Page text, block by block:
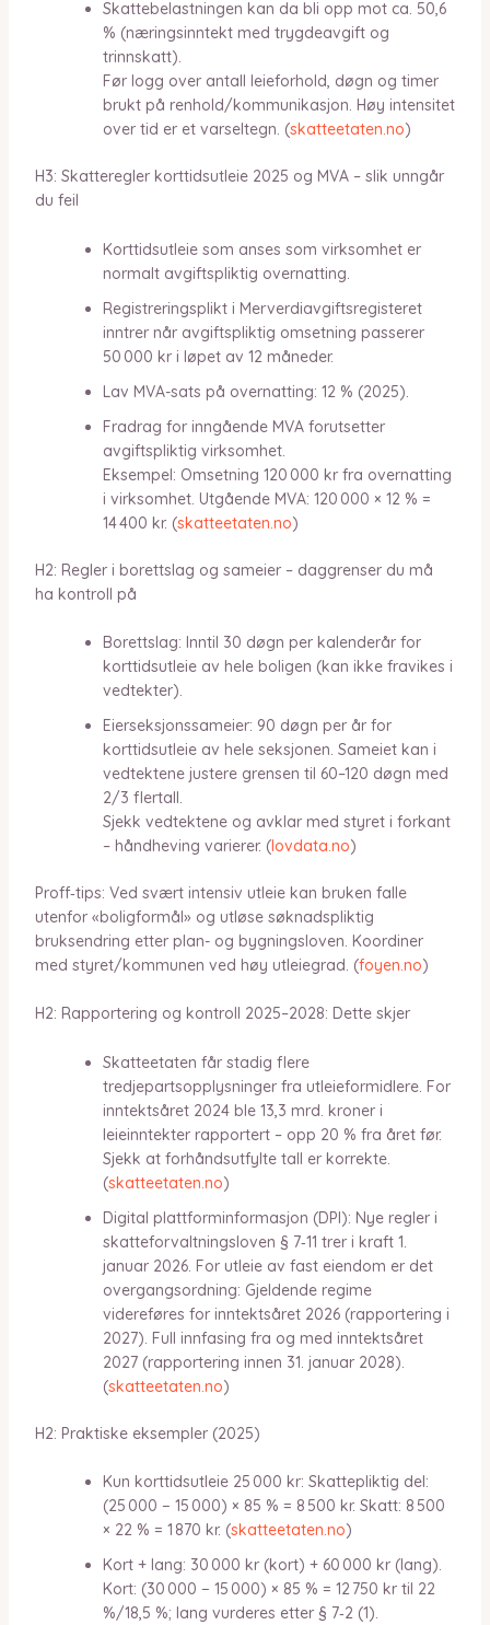
Skattebelastningen kan da bli opp mot ca. 50,6
% (næringsinntekt med trygdeavgift og
trinnskatt).
Før logg over antall leieforhold, døgn og timer
brukt på renhold/kommunikasjon. Høy intensitet
over tid er et varseltegn. (skatteetaten.no)
H3: Skatteregler korttidsutleie 2025 og MVA – slik unngår
du feil
Korttidsutleie som anses som virksomhet er
normalt avgiftspliktig overnatting.
Registreringsplikt i Merverdiavgiftsregisteret
inntrer når avgiftspliktig omsetning passerer
50 000 kr i løpet av 12 måneder.
Lav MVA-sats på overnatting: 12 % (2025).
Fradrag for inngående MVA forutsetter
avgiftspliktig virksomhet.
Eksempel: Omsetning 120 000 kr fra overnatting
i virksomhet. Utgående MVA: 120 000 × 12 % =
14 400 kr. (skatteetaten.no)
H2: Regler i borettslag og sameier – daggrenser du må
ha kontroll på
Borettslag: Inntil 30 døgn per kalenderår for
korttidsutleie av hele boligen (kan ikke fravikes i
vedtekter).
Eierseksjonssameier: 90 døgn per år for
korttidsutleie av hele seksjonen. Sameiet kan i
vedtektene justere grensen til 60–120 døgn med
2/3 flertall.
Sjekk vedtektene og avklar med styret i forkant
– håndheving varierer. (lovdata.no)
Proff‑tips: Ved svært intensiv utleie kan bruken falle
utenfor «boligformål» og utløse søknadspliktig
bruksendring etter plan- og bygningsloven. Koordiner
med styret/kommunen ved høy utleiegrad. (foyen.no)
H2: Rapportering og kontroll 2025–2028: Dette skjer
Skatteetaten får stadig flere
tredjepartsopplysninger fra utleieformidlere. For
inntektsåret 2024 ble 13,3 mrd. kroner i
leieinntekter rapportert – opp 20 % fra året før.
Sjekk at forhåndsutfylte tall er korrekte.
(skatteetaten.no)
Digital plattforminformasjon (DPI): Nye regler i
skatteforvaltningsloven § 7‑11 trer i kraft 1.
januar 2026. For utleie av fast eiendom er det
overgangsordning: Gjeldende regime
videreføres for inntektsåret 2026 (rapportering i
2027). Full innfasing fra og med inntektsåret
2027 (rapportering innen 31. januar 2028).
(skatteetaten.no)
H2: Praktiske eksempler (2025)
Kun korttidsutleie 25 000 kr: Skattepliktig del:
(25 000 − 15 000) × 85 % = 8 500 kr. Skatt: 8 500
× 22 % = 1 870 kr. (skatteetaten.no)
Kort + lang: 30 000 kr (kort) + 60 000 kr (lang).
Kort: (30 000 − 15 000) × 85 % = 12 750 kr til 22
%/18,5 %; lang vurderes etter § 7‑2 (1).